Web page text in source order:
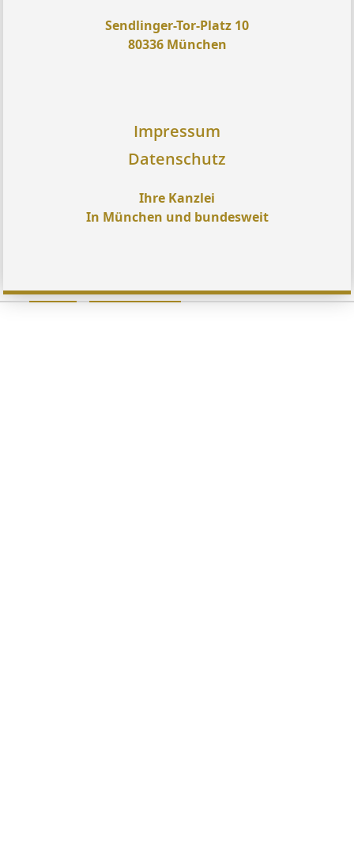
Sendlinger-Tor-Platz 10
80336 München
Impressum
Datenschutz
Ihre Kanzlei
In München und bundesweit